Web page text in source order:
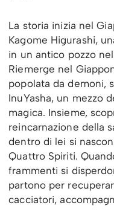
La storia inizia nel
Kagome Higurashi,
in un antico pozzo
Riemerge nel
popolata da demoni,
InuYasha, un mezzo
magica. Insieme,
reincarnazione della
dentro di lei si
Quattro Spiriti.
frammenti si
partono per
cacciatori,